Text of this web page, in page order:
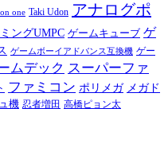
one Taki Udon アナログポ
ングUMPC ゲームキューブ ゲ
ゲームボーイアドバンス互換機 ゲー
ムデック スーパーファ
ファミコン ポリメガ メガド
機 忍者増田 高橋ピョン太